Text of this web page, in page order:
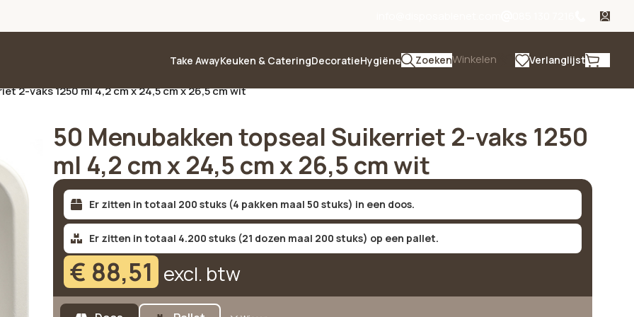
Take AwayKeuken & CateringDecoratieHygiëne ZoekenWinkelen Verlanglijst
2-vaks 1250 ml 4,2 cm x 24,5 cm x 26,5 cm wit
50 Menubakken topseal Suikerriet 2-vaks 1250
ml 4,2 cm x 24,5 cm x 26,5 cm wit
Er zitten in totaal 200 stuks (4 pakken maal 50 stuks) in een doos.
Er zitten in totaal 4.200 stuks (21 dozen maal 200 stuks) op een pallet.
€ 88,51 excl. btw
Alternative: